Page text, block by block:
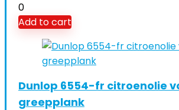
0
Add to cart
Dunlop 6554-fr citroenolie
greepplank